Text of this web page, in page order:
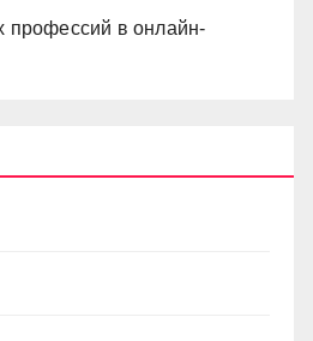
профессий в онлайн-